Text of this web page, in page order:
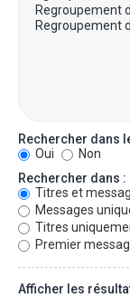
Rechercher dans
Oui
Non
Rechercher dans :
Titres et
Messages
Titres
Premier
Afficher les